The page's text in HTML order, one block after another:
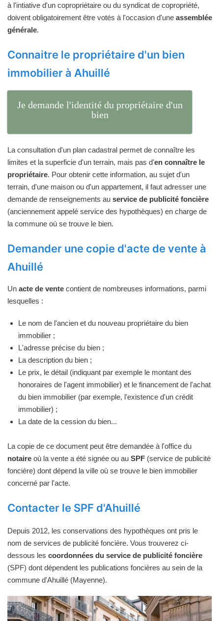
à l'intiative d'un copropriétaire ou du syndicat de copropriété,
doivent obligatoirement être votés à l'occasion d'une assemblée
générale.
Connaitre le propriétaire d'un bien
immobilier à Ahuillé
Je demande l'identité du propriétaire d'un
bien
La consultation d'un plan cadastral permet de connaître les
limites et la superficie d'un terrain, mais pas d'en connaître le
propriétaire. Pour obtenir cette information, au sujet d'un
terrain, d'une maison ou d'un appartement, il faut adresser une
demande de renseignements au service de publicité foncière
(anciennement appelé service des hypothèques) en charge de
la commune où se trouve le bien.
Demander une copie d'acte de vente à
Ahuillé
Un acte de vente contient de nombreuses informations, parmi
lesquelles :
Le nom de l'ancien et du nouveau propriétaire du bien
immobilier ;
L'adresse précise du bien ;
La description du bien ;
Le prix, le détail (indiquant par exemple le montant des
honoraires de l'agent immobilier) et le financement de l'achat
du bien immobilier (par exemple, l'existence d'un crédit
immobilier) ;
La date de la cession du bien...
La copie de ce document peut être demandée à l'office du
notaire où la vente a été signée ou au SPF (service de publicité
foncière) dont dépend la ville où se trouve le bien immobilier
concerné par l'acte.
Contacter le SPF d'Ahuillé
Depuis 2012, les conservations des hypothèques ont pris le
nom de services de publicité foncière. Vous trouverez ci-
dessous les coordonnées du service de publicité foncière
(SPF) dont dépendent les publications foncières au sein de la
commune d'Ahuillé (Mayenne).